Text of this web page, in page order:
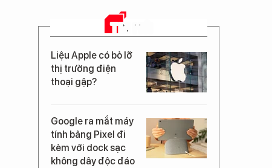
TIN MỚI
Liệu Apple có bỏ lỡ
thị trường điện
thoại gập?
Google ra mắt máy
tính bảng Pixel đi
kèm với dock sạc
không dây độc đáo